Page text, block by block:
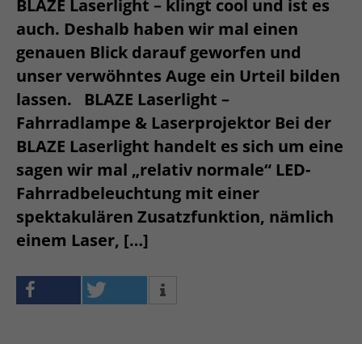
BLAZE Laserlight – klingt cool und ist es
auch. Deshalb haben wir mal einen
genauen Blick darauf geworfen und
unser verwöhntes Auge ein Urteil bilden
lassen. BLAZE Laserlight –
Fahrradlampe & Laserprojektor Bei der
BLAZE Laserlight handelt es sich um eine
sagen wir mal „relativ normale“ LED-
Fahrradbeleuchtung mit einer
spektakulären Zusatzfunktion, nämlich
einem Laser, […]